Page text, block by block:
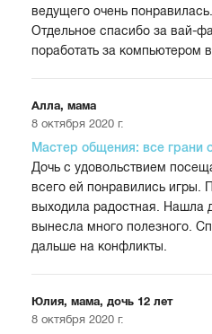
ведущего очень
Отдельное спасибо за вай-
поработать за компьютером
Алла, мама
8 октября 2020 г.
Мастер общения: все грани
Дочь с удовольствием
всего ей понравились игры.
выходила радостная. Нашла
вынесла много полезного.
дальше на конфликты.
Юлия, мама, дочь 12 лет
8 октября 2020 г.